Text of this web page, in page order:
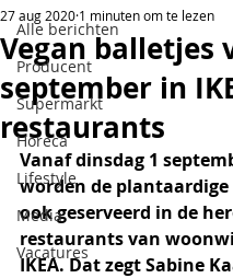
Alle berichten
Producent
Supermarkt
Horeca
Lifestyle
Media
Vacatures
Vegan balletjes
september in
restaurants
27 aug 2020 1 minuten om te lezen
Vanaf dinsdag 1
worden de
ook geserveerd in de
restaurants van
IKEA. Dat zegt Sabine